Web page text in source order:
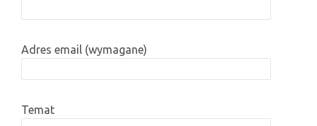
Adres email (wymagane)
Temat